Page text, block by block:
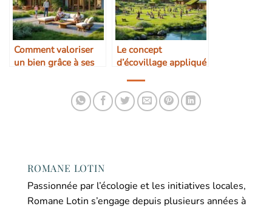
Comment valoriser
un bien grâce à ses
Le concept
d’écovillage appliqué
ROMANE LOTIN
Passionnée par l’écologie et les initiatives locales,
Romane Lotin s’engage depuis plusieurs années à